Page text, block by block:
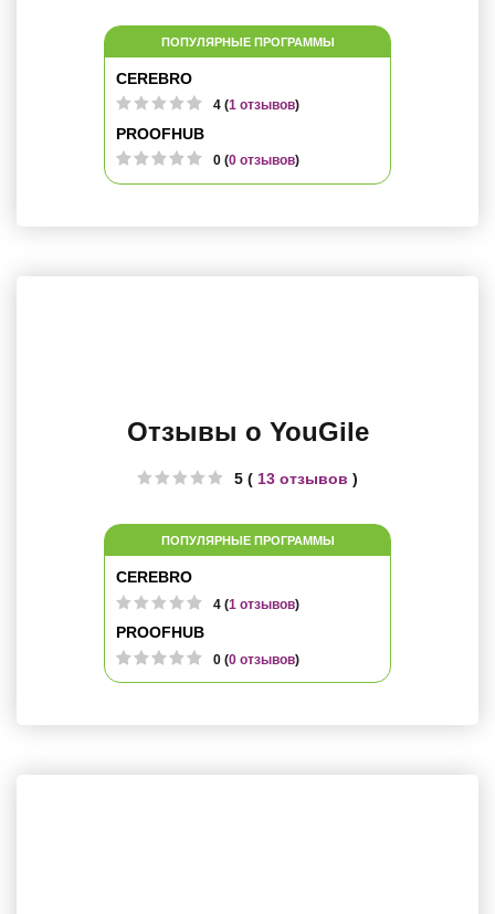
ПОПУЛЯРНЫЕ ПРОГРАММЫ
CEREBRO
4 (1 отзывов)
PROOFHUB
0 (0 отзывов)
Отзывы о YouGile
5 ( 13 отзывов )
ПОПУЛЯРНЫЕ ПРОГРАММЫ
CEREBRO
4 (1 отзывов)
PROOFHUB
0 (0 отзывов)